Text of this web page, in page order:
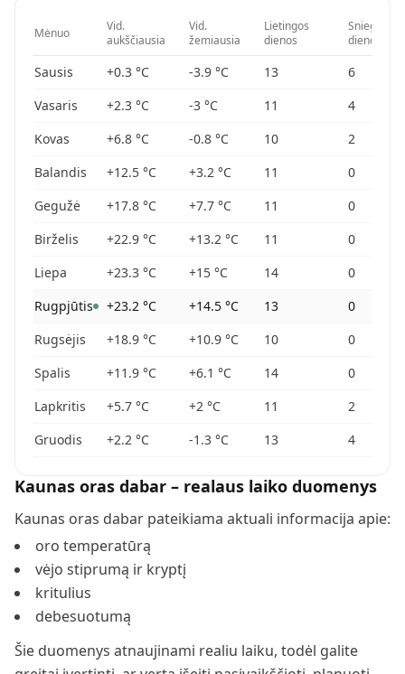
Mėnuo
Vid.
aukščiausia
Vid.
žemiausia
Lietingos
dienos
Sniego
dienos
Sausis +0.3 °C -3.9 °C 13
6
Vasaris
+2.3 °C -3 °C 11
4
Kovas
+6.8 °C -0.8 °C 10
2
Balandis
+12.5 °C +3.2 °C 11
0
Gegužė
+17.8 °C +7.7 °C 11
0
Birželis
+22.9 °C +13.2 °C 11
0
Liepa
+23.3 °C +15 °C 14
0
Rugpjūtis
+23.2 °C +14.5 °C 13
0
Rugsėjis
+18.9 °C +10.9 °C 10
0
Spalis
+11.9 °C +6.1 °C 14
0
Lapkritis
+5.7 °C +2 °C 11
2
Gruodis
+2.2 °C -1.3 °C 13 4
Kaunas oras dabar – realaus laiko duomenys
Kaunas oras dabar pateikiama aktuali informacija apie:
oro temperatūrą
vėjo stiprumą ir kryptį
kritulius
debesuotumą
Šie duomenys atnaujinami realiu laiku, todėl galite